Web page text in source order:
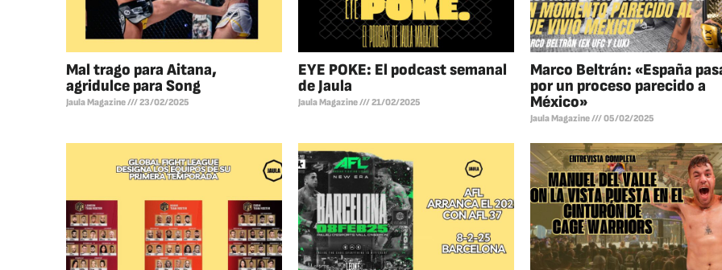
Mal trago para Aitana,
agridulce para Song
Jaula Magazine 23/02/2025
EYE POKE: El podcast semanal
de Jaula
Jaula Magazine 21/02/2025
Marco Beltrán: «España
por un proceso parecido a
México»
Jaula Magazine 05/02/2025